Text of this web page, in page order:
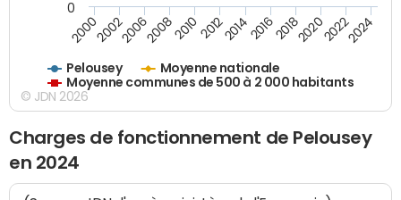
Pelousey
Moyenne nationale
Moyenne communes de 500 à 2 000 habitants
200020022006200820102012201420162018202020222024
0
© JDN 2026
Charges de fonctionnement de Pelousey
en 2024